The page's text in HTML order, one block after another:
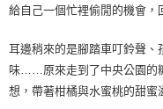
給自己一個忙裡偷閒的機會，
耳邊稍來的是腳踏車叮鈴聲
味……原來走到了中央公園的
想，帶著柑橘與水蜜桃的甜蜜